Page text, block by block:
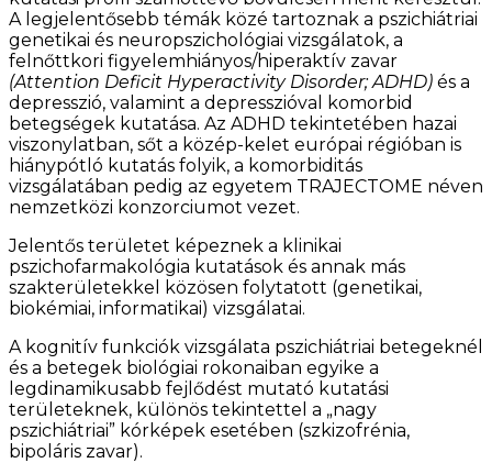
A legjelentősebb témák közé tartoznak a pszichiátriai
genetikai és neuropszichológiai vizsgálatok, a
felnőttkori figyelemhiányos/hiperaktív zavar
(Attention Deficit Hyperactivity Disorder; ADHD) és a
depresszió, valamint a depresszióval komorbid
betegségek kutatása. Az ADHD tekintetében hazai
viszonylatban, sőt a közép-kelet európai régióban is
hiánypótló kutatás folyik, a komorbiditás
vizsgálatában pedig az egyetem TRAJECTOME néven
nemzetközi konzorciumot vezet.
Jelentős területet képeznek a klinikai
pszichofarmakológia kutatások és annak más
szakterületekkel közösen folytatott (genetikai,
biokémiai, informatikai) vizsgálatai.
A kognitív funkciók vizsgálata pszichiátriai betegeknél
és a betegek biológiai rokonaiban egyike a
legdinamikusabb fejlődést mutató kutatási
területeknek, különös tekintettel a „nagy
pszichiátriai” kórképek esetében (szkizofrénia,
bipoláris zavar).